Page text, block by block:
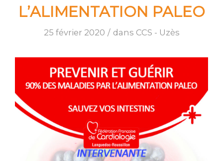
L’ALIMENTATION PALEO
25 février 2020 / dans CCS - Uzès